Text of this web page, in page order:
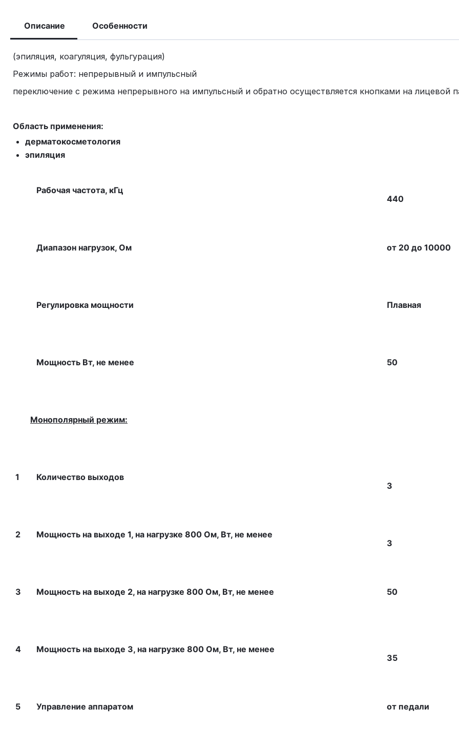
Описание Особенности
(эпиляция, коагуляция, фульгурация)
Режимы работ: непрерывный и импульсный
переключение с режима непрерывного на импульсный и обратно осуществляется кнопками на лицевой
Область применения:
дерматокосметология
эпиляция
Рабочая частота, кГц
440
Диапазон нагрузок, Ом от 20 до 10000
Регулировка мощности Плавная
Мощность Вт, не менее 50
Монополярный режим:
1
Количество выходов
3
2
Мощность на выходе 1, на нагрузке 800 Ом, Вт, не менее
3
3 Мощность на выходе 2, на нагрузке 800 Ом, Вт, не менее 50
4
Мощность на выходе 3, на нагрузке 800 Ом, Вт, не менее
35
5 Управление аппаратом от педали